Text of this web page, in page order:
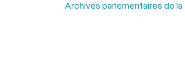
Archives parlementaires de la